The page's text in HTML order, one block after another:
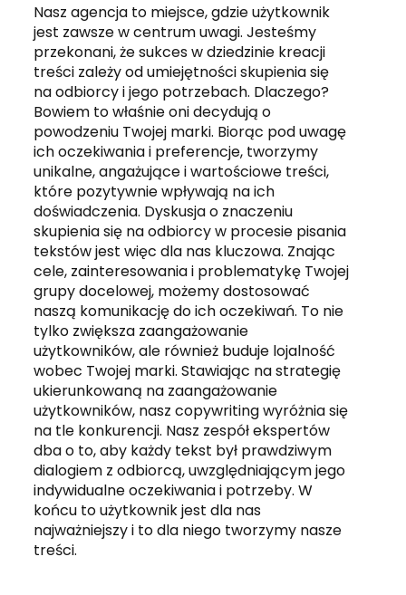
Nasz agencja to miejsce, gdzie użytkownik
jest zawsze w centrum uwagi. Jesteśmy
przekonani, że sukces w dziedzinie kreacji
treści zależy od umiejętności skupienia się
na odbiorcy i jego potrzebach. Dlaczego?
Bowiem to właśnie oni decydują o
powodzeniu Twojej marki. Biorąc pod uwagę
ich oczekiwania i preferencje, tworzymy
unikalne, angażujące i wartościowe treści,
które pozytywnie wpływają na ich
doświadczenia. Dyskusja o znaczeniu
skupienia się na odbiorcy w procesie pisania
tekstów jest więc dla nas kluczowa. Znając
cele, zainteresowania i problematykę Twojej
grupy docelowej, możemy dostosować
naszą komunikację do ich oczekiwań. To nie
tylko zwiększa zaangażowanie
użytkowników, ale również buduje lojalność
wobec Twojej marki. Stawiając na strategię
ukierunkowaną na zaangażowanie
użytkowników, nasz copywriting wyróżnia się
na tle konkurencji. Nasz zespół ekspertów
dba o to, aby każdy tekst był prawdziwym
dialogiem z odbiorcą, uwzględniającym jego
indywidualne oczekiwania i potrzeby. W
końcu to użytkownik jest dla nas
najważniejszy i to dla niego tworzymy nasze
treści.